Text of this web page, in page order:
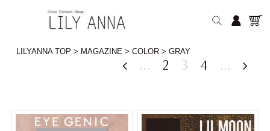
LILYANNA TOP > MAGAZINE> COLOR> GRAY
 ... 2 3 4 ... 